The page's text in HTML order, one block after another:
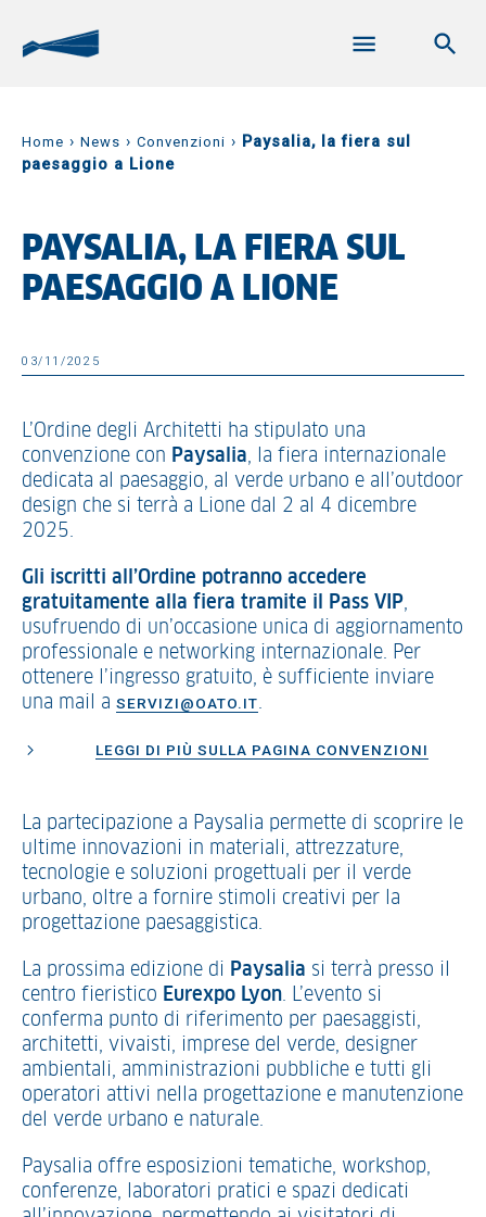
Home › News › Convenzioni › Paysalia, la fiera sul
paesaggio a Lione
PAYSALIA, LA FIERA SUL
PAESAGGIO A LIONE
03/11/2025
L’Ordine degli Architetti ha stipulato una
convenzione con Paysalia, la fiera internazionale
dedicata al paesaggio, al verde urbano e all’outdoor
design che si terrà a Lione dal 2 al 4 dicembre
2025.
Gli iscritti all’Ordine potranno accedere
gratuitamente alla fiera tramite il Pass VIP,
usufruendo di un’occasione unica di aggiornamento
professionale e networking internazionale. Per
ottenere l’ingresso gratuito, è sufficiente inviare
una mail a SERVIZI@OATO.IT.
LEGGI DI PIÙ SULLA PAGINA CONVENZIONI
La partecipazione a Paysalia permette di scoprire le
ultime innovazioni in materiali, attrezzature,
tecnologie e soluzioni progettuali per il verde
urbano, oltre a fornire stimoli creativi per la
progettazione paesaggistica.
La prossima edizione di Paysalia si terrà presso il
centro fieristico Eurexpo Lyon. L’evento si
conferma punto di riferimento per paesaggisti,
architetti, vivaisti, imprese del verde, designer
ambientali, amministrazioni pubbliche e tutti gli
operatori attivi nella progettazione e manutenzione
del verde urbano e naturale.
Paysalia offre esposizioni tematiche, workshop,
conferenze, laboratori pratici e spazi dedicati